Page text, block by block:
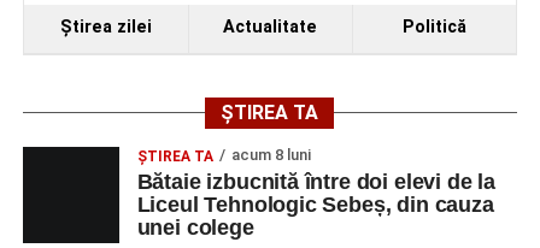
reprezintă doar începutul unei serii de concerte care vor
avea loc pe parcursul taberei, oferind comunității din
și de a lua parte la un veritabil schimb cultural prin
Adaugă-ne ca sursă preferată
Ştirea zilei Actualitate Politică
ȘTIREA TA
ŞTIREA TA acum 8 luni
Bătaie izbucnită între doi elevi de la
Liceul Tehnologic Sebeș, din cauza
unei colege